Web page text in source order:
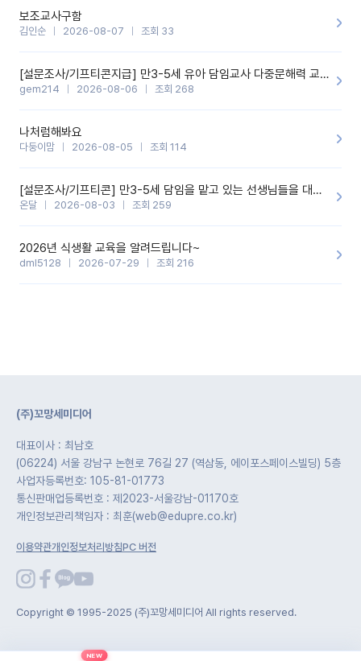
보조교사구함
김인순 2026-08-07 조회 33
[설문조사/기프티콘지급] 만3-5세 유아 담임교사 다중문해력 교육 증진을 위한 설문조사
gem214 2026-08-06 조회 268
나처럼해봐요
다둥이맘 2026-08-05 조회 114
[설문조사/기프티콘] 만3-5세 담임을 맡고 있는 선생님들을 대상으로 설문조사를 합니다!
온달 2026-08-03 조회 259
2026년 식생활 교육을 알려드립니다~
dml5128 2026-07-29 조회 216
(주)꼬망세미디어
대표이사 : 최남호
(06224) 서울 강남구 논현로 76길 27 (역삼동, 에이포스페이스빌딩) 5층
사업자등록번호: 105-81-01773
통신판매업등록번호 : 제2023-서울강남-01170호
개인정보관리책임자 : 최훈(web@edupre.co.kr)
이용약관개인정보처리방침PC 버전
Copyright © 1995-2025 (주)꼬망세미디어 All rights reserved.
NEW